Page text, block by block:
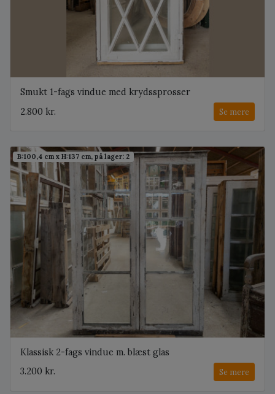
Smukt 1-fags vindue med krydssprosser
2.800 kr.
Se mere
B:100,4 cm x H:137 cm, på lager: 2
Klassisk 2-fags vindue m. blæst glas
3.200 kr.
Se mere